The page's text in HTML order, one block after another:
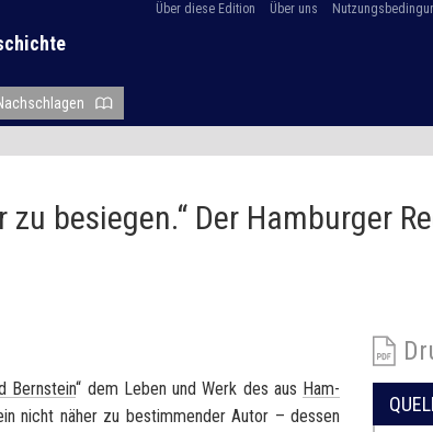
Über diese Edition Über uns
besiegen.“ Der Hamburger
Bern­stein“ dem Leben und Werk des aus Ham­
nicht näher zu be­stim­men­der Autor – des­sen